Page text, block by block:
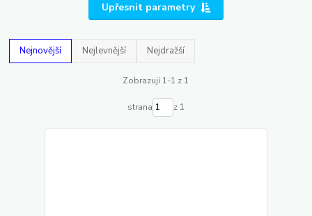
Upřesnit parametry
Nejnovější Nejlevnější Nejdražší
Zobrazuji 1-1 z 1
strana z 1